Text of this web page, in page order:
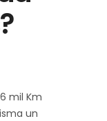
mil Km
un